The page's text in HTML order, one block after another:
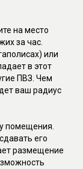
на место
за час.
или
в этот
ПВЗ. Чем
ваш радиус
помещения.
его
размещение